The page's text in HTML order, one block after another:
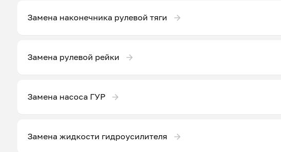
Замена наконечника рулевой тяги
Замена рулевой рейки
Замена насоса ГУР
Замена жидкости гидроусилителя